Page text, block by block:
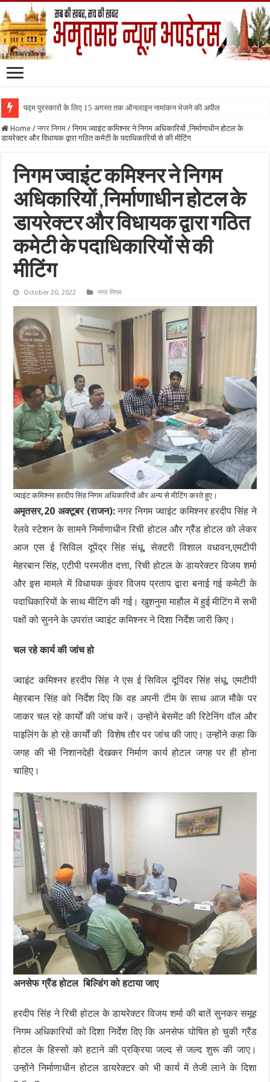
पद्म पुरस्कारों के लिए 15 अगस्त तक ऑनलाइन नामांकन भेजने की अपील
Home / नगर निगम / निगम ज्वाइंट कमिश्नर ने निगम अधिकारियों ,निर्माणाधीन होटल के
डायरेक्टर और विधायक द्वारा गठित कमेटी के पदाधिकारियों से की मीटिंग
निगम ज्वाइंट कमिश्नर ने निगम
अधिकारियों ,निर्माणाधीन होटल के
डायरेक्टर और विधायक द्वारा गठित
कमेटी के पदाधिकारियों से की
मीटिंग
October 20, 2022 नगर निगम
ज्वाइंट कमिश्नर हरदीप सिंह निगम अधिकारियों और अन्य से मीटिंग करते हुए।
अमृतसर,20 अक्टूबर (राजन):नगर निगम ज्वाइंट कमिश्नर हरदीप सिंह ने
रेलवे स्टेशन के सामने निर्माणाधीन रिची होटल और ग्रैंड होटल को लेकर
आज एस ई सिविल दूपेंद्र सिंह संधू, सेक्टरी विशाल वधावन,एमटीपी
मेहरबान सिंह, एटीपी परमजीत दत्ता, रिची होटल के डायरेक्टर विजय शर्मा
और इस मामले में विधायक कुंवर विजय प्रताप द्वारा बनाई गई कमेटी के
पदाधिकारियों के साथ मीटिंग की गई। खुशनुमा माहौल में हुई मीटिंग में सभी
पक्षों को सुनने के उपरांत ज्वाइंट कमिश्नर ने दिशा निर्देश जारी किए।
चल रहे कार्य की जांच हो
ज्वाइंट कमिश्नर हरदीप सिंह ने एस ई सिविल दूपिंदर सिंह संधू, एमटीपी
मेहरबान सिंह को निर्देश दिए कि वह अपनी टीम के साथ आज मौके पर
जाकर चल रहे कार्यों की जांच करें। उन्होंने बेसमेंट की रिटेनिंग वॉल और
पाइलिंग के हो रहे कार्यों की विशेष तौर पर जांच की जाए। उन्होंने कहा कि
जगह की भी निशानदेही देखकर निर्माण कार्य होटल जगह पर ही होना
चाहिए।
अनसेफ ग्रैंड होटल बिल्डिंग को हटाया जाए
हरदीप सिंह ने रिची होटल के डायरेक्टर विजय शर्मा की बातें सुनकर समूह
निगम अधिकारियों को दिशा निर्देश दिए कि अनसेफ घोषित हो चुकी ग्रैंड
होटल के हिस्सों को हटाने की प्रक्रिया जल्द से जल्द शुरू की जाए।
उन्होंने निर्माणाधीन होटल डायरेक्टर को भी कार्य में तेजी लाने के दिशा